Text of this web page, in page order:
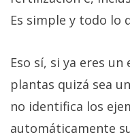
Es simple y todo lo
Eso sí, si ya eres
plantas quizá sea
no identifica los
automáticamente